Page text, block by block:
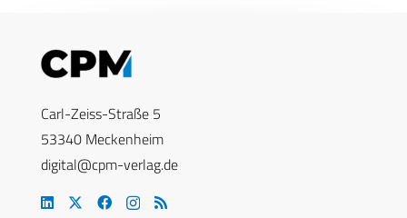
Carl-Zeiss-Straße 5
53340 Meckenheim
digital@cpm-verlag.de